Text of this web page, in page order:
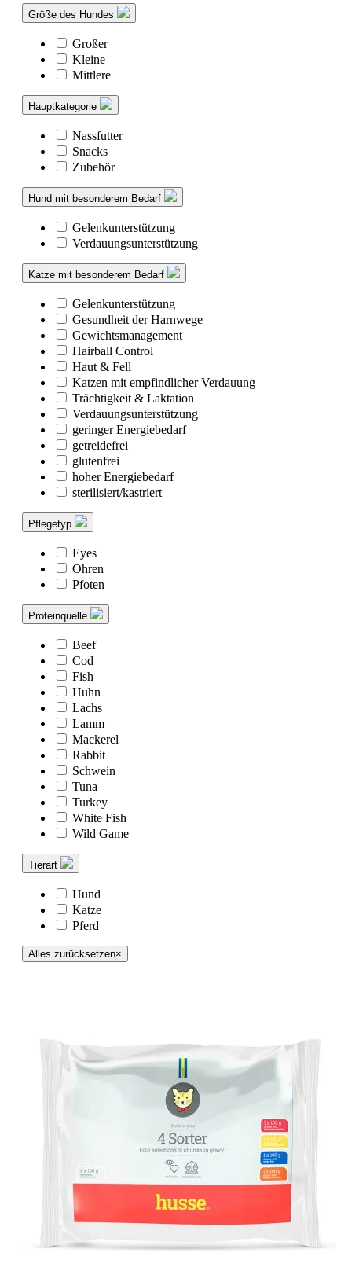
Größe des Hundes
Großer
Kleine
Mittlere
Hauptkategorie
Nassfutter
Snacks
Zubehör
Hund mit besonderem Bedarf
Gelenkunterstützung
Verdauungsunterstützung
Katze mit besonderem Bedarf
Gelenkunterstützung
Gesundheit der Harnwege
Gewichtsmanagement
Hairball Control
Haut & Fell
Katzen mit empfindlicher Verdauung
Trächtigkeit & Laktation
Verdauungsunterstützung
geringer Energiebedarf
getreidefrei
glutenfrei
hoher Energiebedarf
sterilisiert/kastriert
Pflegetyp
Eyes
Ohren
Pfoten
Proteinquelle
Beef
Cod
Fish
Huhn
Lachs
Lamm
Mackerel
Rabbit
Schwein
Tuna
Turkey
White Fish
Wild Game
Tierart
Hund
Katze
Pferd
Alles zurücksetzen×